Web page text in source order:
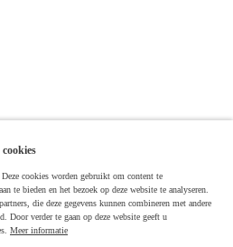
cookies worden gebruikt om content te
te bieden en het bezoek op deze website te analyseren.
die deze gegevens kunnen combineren met andere
Door verder te gaan op deze website geeft u
Meer informatie